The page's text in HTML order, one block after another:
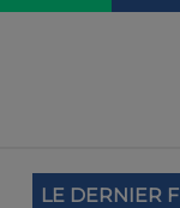
LE DERNIER